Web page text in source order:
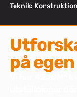
Teknik:
på